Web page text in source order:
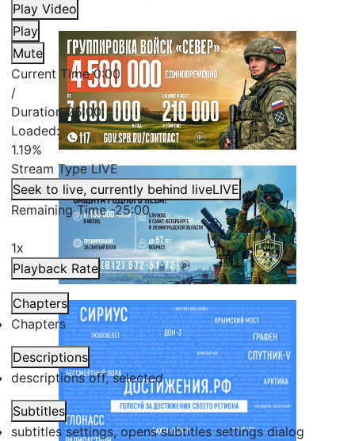
Play Video
Play
Mute
Current Time0:00
/
Duration25:00
Loaded:
1.19%
Stream TypeLIVE
Seek to live, currently behind liveLIVE
Remaining Time-25:00
1x
Playback Rate
Chapters
Chapters
Descriptions
descriptions off, selected
Subtitles
subtitles settings, opens subtitles settings dialog